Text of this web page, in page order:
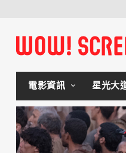
電影資訊 星光大